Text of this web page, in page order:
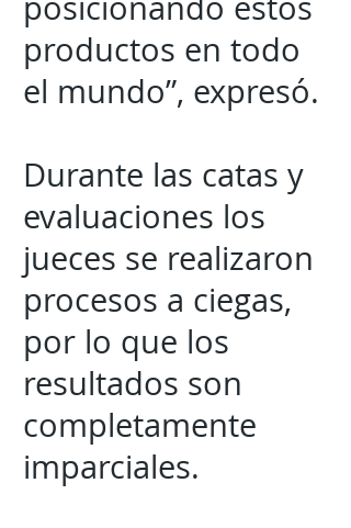
productos en todo
el mundo”, expresó.
Durante las catas y
evaluaciones los
jueces se realizaron
procesos a ciegas,
por lo que los
resultados son
completamente
imparciales.